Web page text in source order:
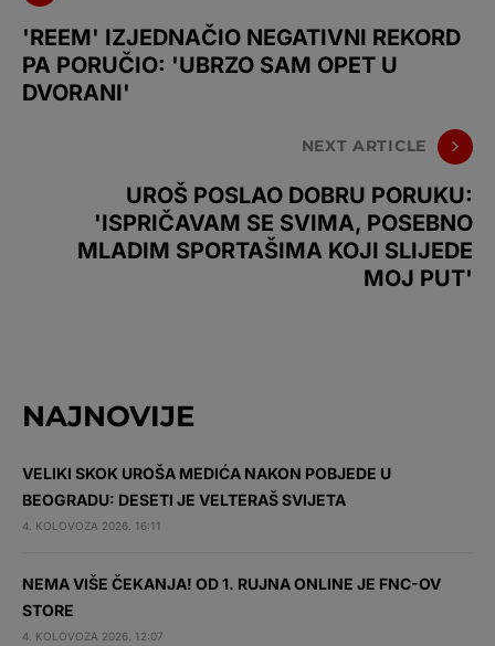
'REEM' IZJEDNAČIO NEGATIVNI REKORD
PA PORUČIO: 'UBRZO SAM OPET U
DVORANI'
NEXT ARTICLE
UROŠ POSLAO DOBRU PORUKU:
'ISPRIČAVAM SE SVIMA, POSEBNO
MLADIM SPORTAŠIMA KOJI SLIJEDE
MOJ PUT'
NAJNOVIJE
VELIKI SKOK UROŠA MEDIĆA NAKON POBJEDE U
BEOGRADU: DESETI JE VELTERAŠ SVIJETA
4. KOLOVOZA 2026. 16:11
NEMA VIŠE ČEKANJA! OD 1. RUJNA ONLINE JE FNC-OV
STORE
4. KOLOVOZA 2026. 12:07